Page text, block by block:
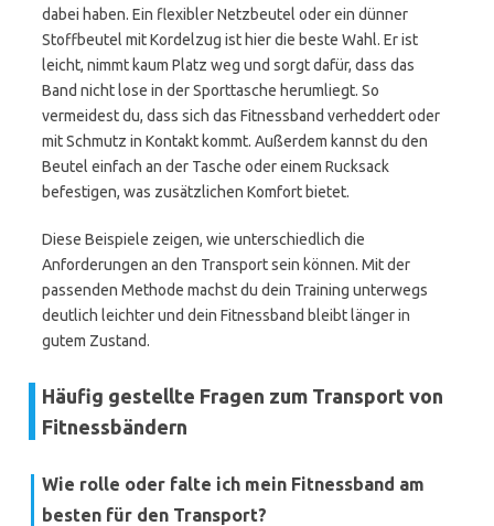
dabei haben. Ein flexibler Netzbeutel oder ein dünner
Stoffbeutel mit Kordelzug ist hier die beste Wahl. Er ist
leicht, nimmt kaum Platz weg und sorgt dafür, dass das
Band nicht lose in der Sporttasche herumliegt. So
vermeidest du, dass sich das Fitnessband verheddert oder
mit Schmutz in Kontakt kommt. Außerdem kannst du den
Beutel einfach an der Tasche oder einem Rucksack
befestigen, was zusätzlichen Komfort bietet.
Diese Beispiele zeigen, wie unterschiedlich die
Anforderungen an den Transport sein können. Mit der
passenden Methode machst du dein Training unterwegs
deutlich leichter und dein Fitnessband bleibt länger in
gutem Zustand.
Häufig gestellte Fragen zum Transport von
Fitnessbändern
Wie rolle oder falte ich mein Fitnessband am
besten für den Transport?